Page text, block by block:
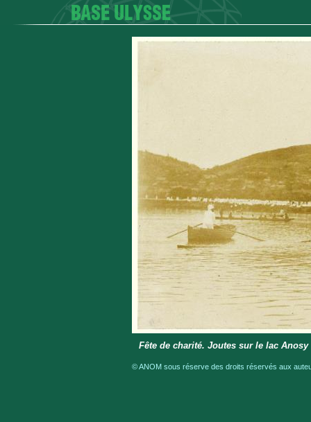
Fête de charité. Joutes sur le lac Anosy
© ANOM sous réserve des droits réservés aux